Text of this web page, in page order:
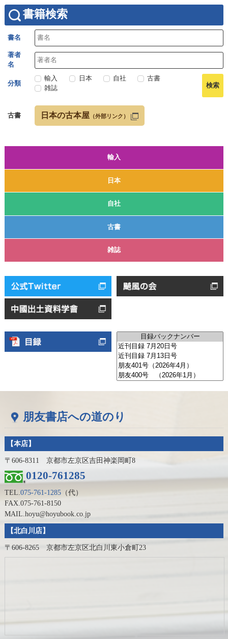
輸入
日本
自社
古書
雑誌
書籍検索
書名
著者
名
分類
輸入 日本 自社
古書
雑誌
古書 日本の古本屋 （外部リンク）
朋友書店への道のり
【本店】
〒606-8311 京都市左京区吉田神楽岡町8
0120-761285
TEL.075-761-1285（代）
FAX.075-761-8150
MAIL.hoyu@hoyubook.co.jp
【北白川店】
〒606-8265 京都市左京区北白川東小倉町23